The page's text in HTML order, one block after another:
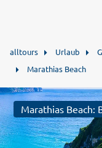
alltours Urlaub
Marathias Beach
Marathias Beach: